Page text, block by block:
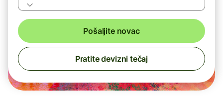
Pošaljite novac
Pratite devizni tečaj